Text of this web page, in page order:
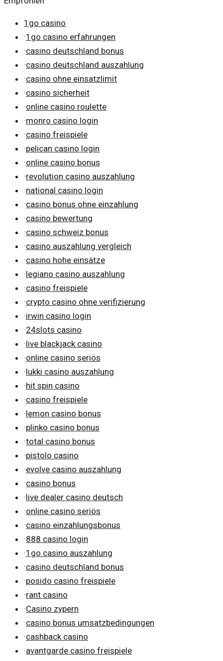
1go casino
·1go casino erfahrungen
·casino deutschland bonus
·casino deutschland auszahlung
·casino ohne einsatzlimit
·casino sicherheit
·online casino roulette
·monro casino login
·casino freispiele
·pelican casino login
·online casino bonus
·revolution casino auszahlung
·national casino login
·casino bonus ohne einzahlung
·casino bewertung
·casino schweiz bonus
·casino auszahlung vergleich
·casino hohe einsätze
·legiano casino auszahlung
·casino freispiele
·crypto casino ohne verifizierung
·irwin casino login
·24slots casino
·live blackjack casino
·online casino seriös
·lukki casino auszahlung
·hit spin casino
·casino freispiele
·lemon casino bonus
·plinko casino bonus
·total casino bonus
·pistolo casino
·evolve casino auszahlung
·casino bonus
·live dealer casino deutsch
·online casino seriös
·casino einzahlungsbonus
·888 casino login
·1go casino auszahlung
·casino deutschland bonus
·posido casino freispiele
·rant casino
·Casino zypern
·casino bonus umsatzbedingungen
·cashback casino
·avantgarde casino freispiele